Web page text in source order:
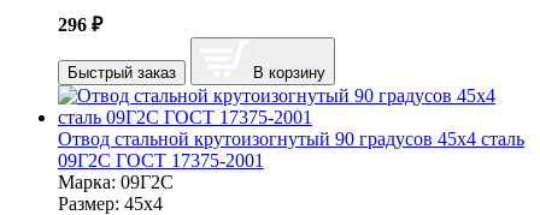
296 ₽
Быстрый заказ В корзину
Отвод стальной крутоизогнутый 90 градусов 45х4 сталь
09Г2С ГОСТ 17375-2001
Марка: 09Г2С
Размер: 45х4